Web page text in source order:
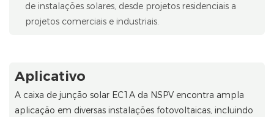
de instalações solares, desde projetos residenciais a
projetos comerciais e industriais.
Aplicativo
A caixa de junção solar EC1A da NSPV encontra ampla
aplicação em diversas instalações fotovoltaicas, incluindo